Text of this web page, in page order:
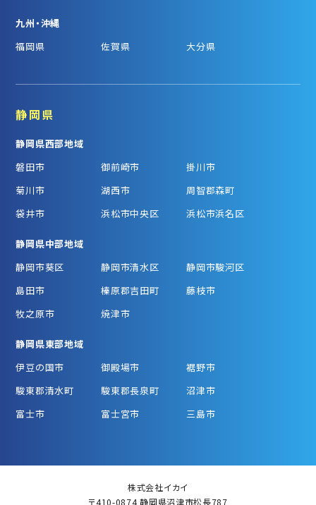
九州・沖縄
福岡県
佐賀県 大分県
静岡県
静岡県西部地域
磐田市
御前崎市
掛川市
菊川市
湖西市
周智郡森町
袋井市
浜松市中央区 浜松市浜名区
静岡県中部地域
静岡市葵区
静岡市清水区
静岡市駿河区
島田市
榛原郡吉田町
藤枝市
牧之原市
焼津市
静岡県東部地域
伊豆の国市
御殿場市
裾野市
駿東郡清水町
駿東郡長泉町
沼津市
富士市
富士宮市 三島市
株式会社イカイ
〒410-0874 静岡県沼津市松長787